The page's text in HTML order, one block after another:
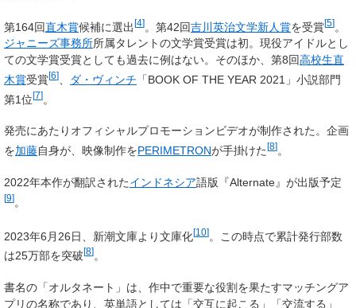
第164回直木賞候補に選出[4]。第42回吉川英治文学新人賞を受賞[5]。
ジャニーズ事務所所属タレントの文学賞受賞は初。現役アイドルとし
ての文学賞受賞としても過去に例はない。そのほか、第8回高校生直
木賞受賞[6] ダ・ヴィンチ 「BOOK OF THE YEAR 2021」小説部門
第1位[7]。
発売にあたりオフィシャルプロモーションビデオが制作された。企画
を加藤自身が、映像制作をPERIMETRONが手掛けた [8] 。
2022年本作が翻訳されたインドネシア語版『Alternate』が出版予定
[9]
2023年6月26日、新潮文庫より文庫化[10]。この時点で累計発行部数
は25万部を突破[8] 。
書名の「オルタネート」は、作中で重要な役割を果たすマッチングア
プリの名称であり、英単語としては「交互に起こる」「交流する」